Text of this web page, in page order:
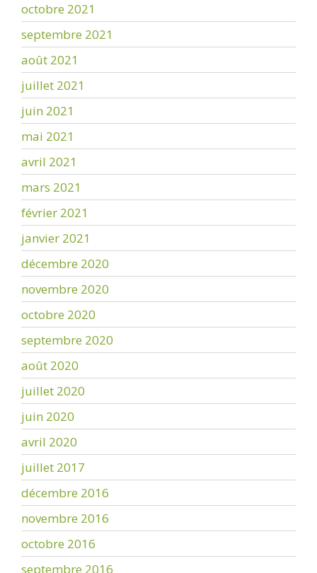
octobre 2021
septembre 2021
août 2021
juillet 2021
juin 2021
mai 2021
avril 2021
mars 2021
février 2021
janvier 2021
décembre 2020
novembre 2020
octobre 2020
septembre 2020
août 2020
juillet 2020
juin 2020
avril 2020
juillet 2017
décembre 2016
novembre 2016
octobre 2016
septembre 2016